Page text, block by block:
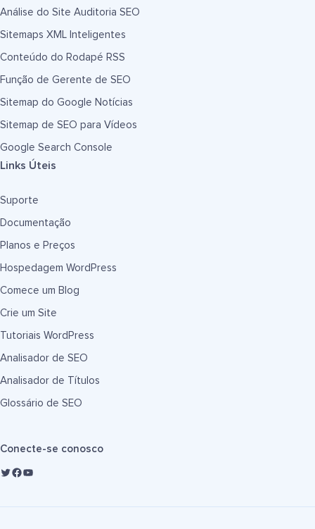
Análise do Site Auditoria SEO
Sitemaps XML Inteligentes
Conteúdo do Rodapé RSS
Função de Gerente de SEO
Sitemap do Google Notícias
Sitemap de SEO para Vídeos
Google Search Console
Links Úteis
Suporte
Documentação
Planos e Preços
Hospedagem WordPress
Comece um Blog
Crie um Site
Tutoriais WordPress
Analisador de SEO
Analisador de Títulos
Glossário de SEO
Conecte-se conosco